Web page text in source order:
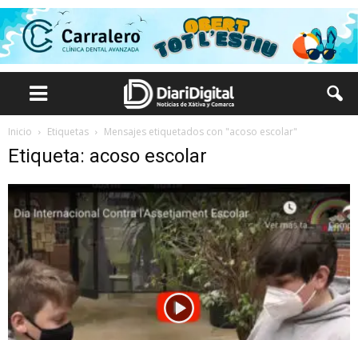
Inicio Etiquetas Mensajes etiquetados con "acoso escolar"
Etiqueta: acoso escolar